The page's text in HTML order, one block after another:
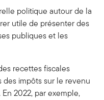
politique autour de la
utile de présenter des
publiques et les
recettes fiscales
des impôts sur le revenu
2022, par exemple,